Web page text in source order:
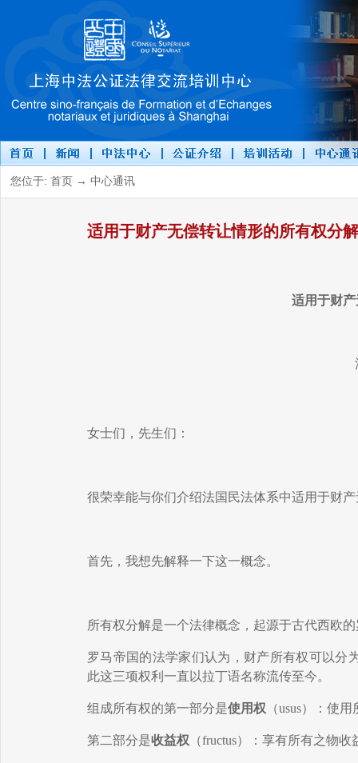
您位于: 首页 → 中心通讯
适用于财产无偿转让情形的所有权分解
适用于财
女士们，先生们：
很荣幸能与你们介绍法国民法体系中适用于财
首先，我想先解释一下这一概念。
所有权分解是一个法律概念 ，起源于古代西欧
罗马帝国 的法学家们认为，财产所有权可以分
此这三项权利一直以拉丁语名称流传至今。
组成所有权的第一部分是使用权 （usus）：使用
第二部分是收益权 （fructus） ：享有所有之物收